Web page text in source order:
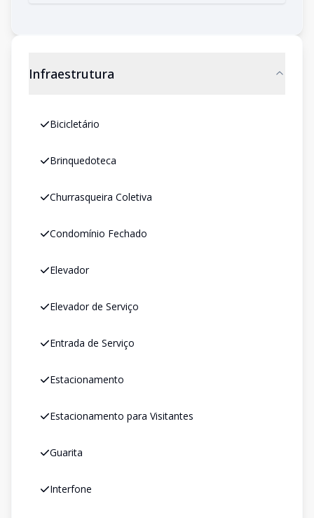
Infraestrutura
Bicicletário
Brinquedoteca
Churrasqueira Coletiva
Condomínio Fechado
Elevador
Elevador de Serviço
Entrada de Serviço
Estacionamento
Estacionamento para Visitantes
Guarita
Interfone